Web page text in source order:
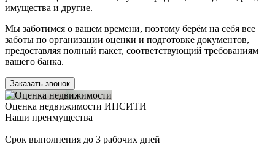
имущества и другие.
Мы заботимся о вашем времени, поэтому берём на себя все
заботы по организации оценки и подготовке документов,
предоставляя полный пакет, соответствующий требованиям
вашего банка.
Заказать звонок
Оценка недвижимости ИНСИТИ
Наши преимущества
Срок выполнения до 3 рабочих дней